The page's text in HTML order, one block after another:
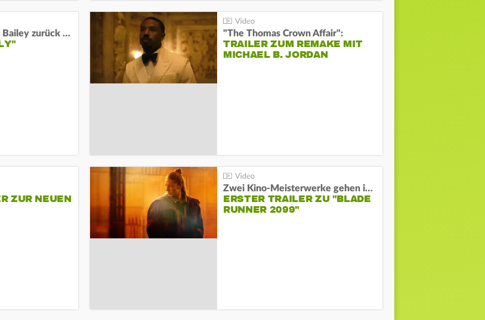
"Arielle"-Star Halle Bailey zurück auf der Leinwand: "The Thomas Crown Affair":
TRAILER ZUM REMAKE MIT
MICHAEL B. JORDAN
ZUR NEUEN
Zwei Kino-Meisterwerke gehen in Serie:
ERSTER TRAILER ZU "BLADE
RUNNER 2099"